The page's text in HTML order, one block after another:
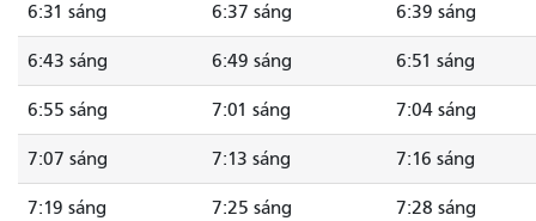
6:31 sáng 6:37 sáng 6:39 sáng
6:43 sáng 6:49 sáng 6:51 sáng
6:55 sáng 7:01 sáng 7:04 sáng
7:07 sáng 7:13 sáng 7:16 sáng
7:19 sáng 7:25 sáng 7:28 sáng